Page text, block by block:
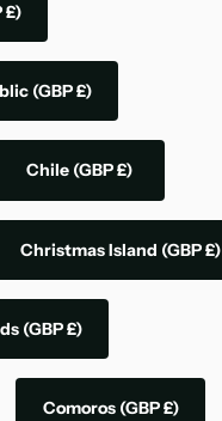
£)
(GBP £)
Chile (GBP £)
Christmas Island (GBP £)
(GBP £)
Comoros (GBP £)